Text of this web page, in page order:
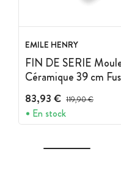
EMILE HENRY
FIN DE SERIE
Céramique 39 cm
83,93 € Prix avant réduction :
119,90 €
En stock